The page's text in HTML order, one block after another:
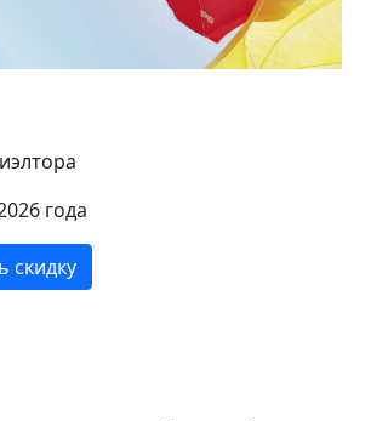
года
скидку